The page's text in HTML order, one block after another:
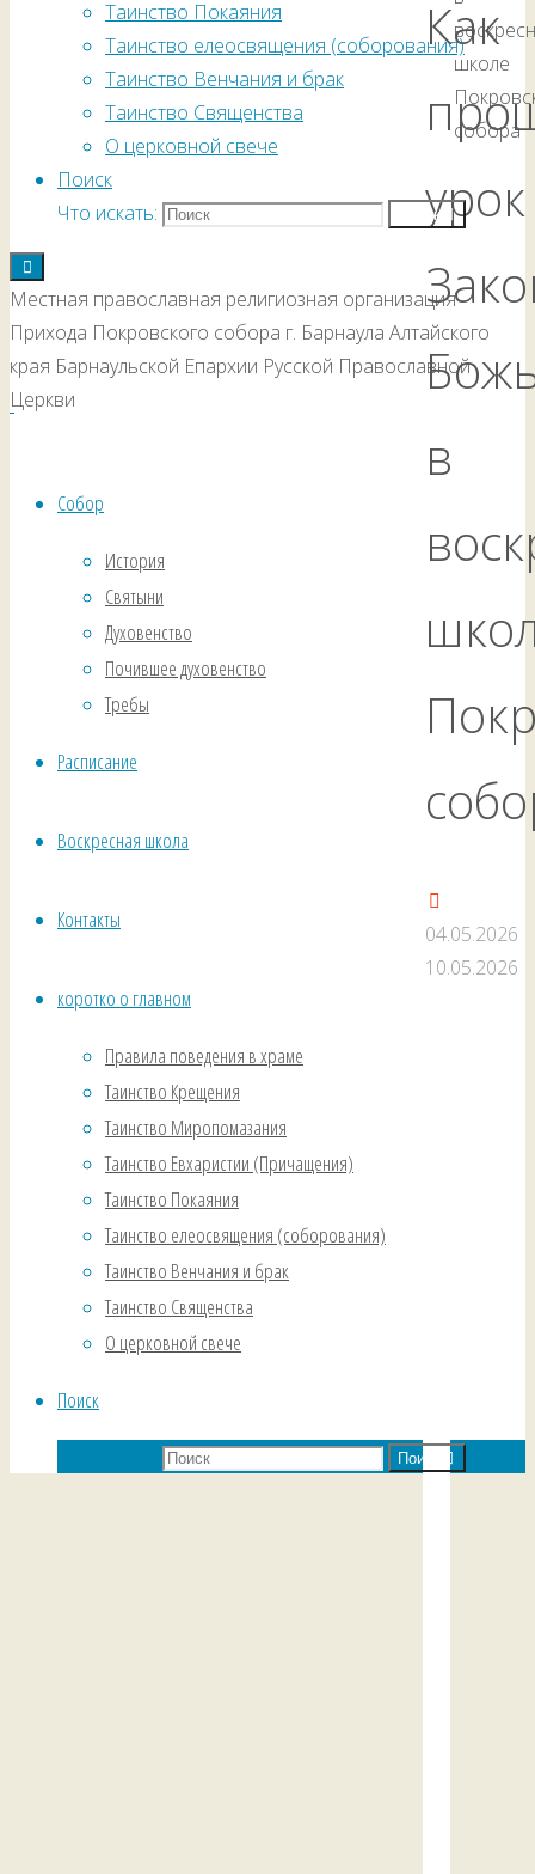
Таинство Покаяния
Таинство елеосвящения (соборования)
Таинство Венчания и брак
Таинство Священства
О церковной свече
Поиск
Что искать:
Поиск
Местная православная религиозная организация
Прихода Покровского собора г. Барнаула Алтайского
края Барнаульской Епархии Русской Православной
Церкви
Собор
История
Святыни
Духовенство
Почившее духовенство
Требы
Расписание
Воскресная школа
Контакты
коротко о главном
Правила поведения в храме
Таинство Крещения
Таинство Миропомазания
Таинство Евхаристии (Причащения)
Таинство Покаяния
Таинство елеосвящения (соборования)
Таинство Венчания и брак
Таинство Священства
О церковной свече
Поиск
Поиск
школе
собора
Как
урок
в
04.05.2026
10.05.2026